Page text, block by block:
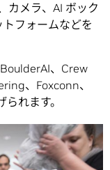
カメラ、AI ボック
フォームなどを
、Crew
、Foxconn、
れます。